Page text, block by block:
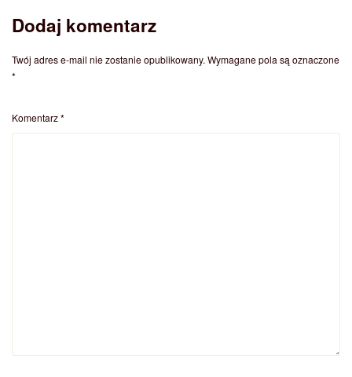
Dodaj komentarz
Twój adres e-mail nie zostanie opublikowany. Wymagane pola są oznaczone
*
Komentarz*